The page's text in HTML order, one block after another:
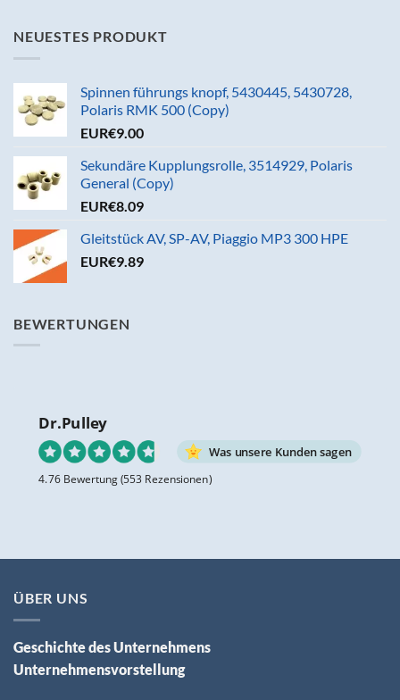
NEUESTES PRODUKT
Spinnen führungs knopf, 5430445, 5430728,
Polaris RMK 500 (Copy)
EUR€9.00
Sekundäre Kupplungsrolle, 3514929, Polaris
General (Copy)
EUR€8.09
Gleitstück AV, SP-AV, Piaggio MP3 300 HPE
EUR€9.89
BEWERTUNGEN
Dr.Pulley
Was unsere Kunden sagen
4.76 Bewertung (553 Rezensionen)
ÜBER UNS
Geschichte des Unternehmens
Unternehmensvorstellung